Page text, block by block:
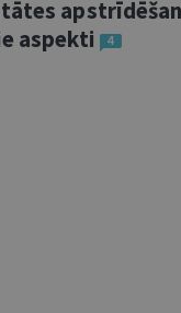
aspekti
4